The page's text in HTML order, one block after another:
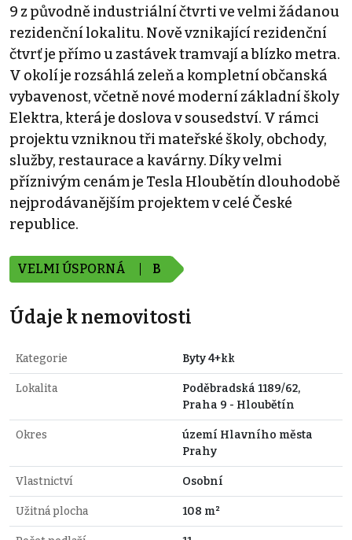
9 z původně industriální čtvrti ve velmi žádanou
rezidenční lokalitu. Nově vznikající rezidenční
čtvrť je přímo u zastávek tramvají a blízko metra.
V okolí je rozsáhlá zeleň a kompletní občanská
vybavenost, včetně nové moderní základní školy
Elektra, která je doslova v sousedství. V rámci
projektu vzniknou tři mateřské školy, obchody,
služby, restaurace a kavárny. Díky velmi
příznivým cenám je Tesla Hloubětín dlouhodobě
nejprodávanějším projektem v celé České
republice.
VELMI ÚSPORNÁ B
Údaje k nemovitosti
Kategorie Byty 4+kk
Lokalita
Poděbradská 1189/62,
Praha 9 - Hloubětín
Okres
území Hlavního města
Prahy
Vlastnictví Osobní
Užitná plocha 108 m²